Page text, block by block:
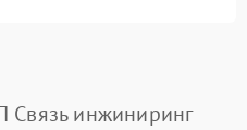
Связь инжиниринг